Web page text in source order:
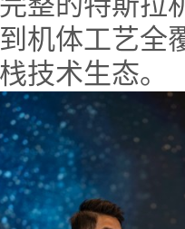
机体工艺全
技术生态。